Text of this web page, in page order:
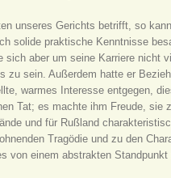
unseres Gerichts betrifft, so
solide praktische Kenntnisse
sich aber um seine Karriere nicht
zu sein. Außerdem hatte er
warmes Interesse entgegen,
Tat; es machte ihm Freude,
und für Rußland
Tragödie und zu den
von einem abstrakten